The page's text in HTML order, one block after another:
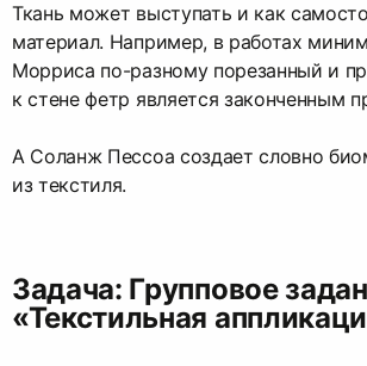
Ткань может выступать и как
материал. Например, в работах
Морриса по-разному порезанный и
к стене фетр является законченным
А Соланж Пессоа создает словно
из текстиля.
Задача: Групповое
«Текстильная